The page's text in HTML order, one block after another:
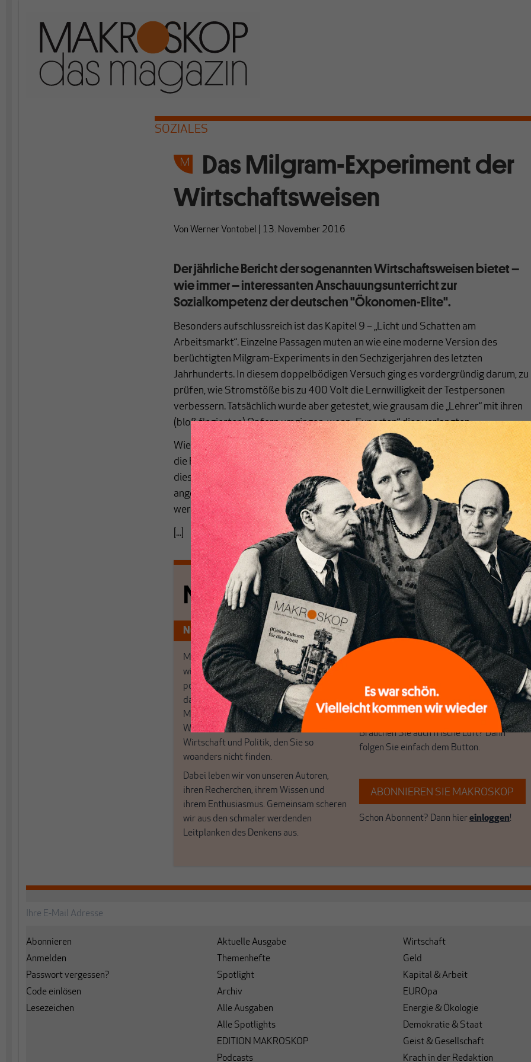
SOZIALES
Das Milgram-Experiment der
Wirtschaftsweisen
Von Werner Vontobel 13. November 2016
Der jährliche Bericht der sogenannten Wirtschaftsweisen bietet –
wie immer – interessanten Anschauungsunterricht zur
Sozialkompetenz der deutschen "Ökonomen-Elite".
Besonders aufschlussreich ist das Kapitel 9 – „Licht und Schatten am
Arbeitsmarkt“. Einzelne Passagen muten an wie eine moderne Version des
berüchtigten Milgram-Experiments in den Sechzigerjahren des letzten
Jahrhunderts. In diesem doppelbödigen Versuch ging es vordergründig darum, zu
prüfen, wie Stromstöße bis zu 400 Volt die Lernwilligkeit der Testpersonen
verbessern. Tatsächlich wurde aber getestet, wie grausam die „Lehrer“ mit ihren
(bloß fingierten) Opfern umgingen, wenn „Experten“ dies verlangten.
Wie damals den Experten im weißen Kittel stellt sich auch den
die Frage, ob die Strafe verschärft (die Stromstöße erhöht) werden sollen. Um
dies beurteilen zu können, erörtern sie erst einmal die Frage, warum die aktuell
angewendeten Sanktionen, mit denen die Testpersonen zur Arbeit angehalten
werden, die gewünschte Wirkung bisher nicht erreicht haben:
[...]
Nichts schreibt sich von allein!
Nur für Abonnenten
MAKROSKOP analysiert
wirtschaftspolitische Themen aus einer
postkeynesianischen Perspektive und ist
damit in Deutschland einzigartig.
MAKROSKOP steht für das große Ganze.
Wir haben einen Blick auf Geld,
Wirtschaft und Politik, den Sie so
woanders nicht finden.
Dabei leben wir von unseren Autoren,
ihren Recherchen, ihrem Wissen und
ihrem Enthusiasmus. Gemeinsam scheren
wir aus den schmaler werdenden
Leitplanken des Denkens aus.
Wir verlassen die journalistische
Filterblase, in der sich viele eingerichtet
haben. Wir öffnen Fenster und bringen
frische Luft in die engen und verstaubten
Debattenräume.
Brauchen Sie auch frische Luft? Dann
folgen Sie einfach dem Button.
ABONNIEREN SIE MAKROSKOP
Schon Abonnent? Dann hiereinloggen!
Abonnieren
Anmelden
Passwort vergessen?
Code einlösen
Lesezeichen
Aktuelle Ausgabe
Themenhefte
Spotlight
Archiv
Alle Ausgaben
Alle Spotlights
EDITION MAKROSKOP
Podcasts
Wirtschaft
Geld
Kapital & Arbeit
EUROpa
Energie & Ökologie
Demokratie & Staat
Geist & Gesellschaft
Krach in der Redaktion